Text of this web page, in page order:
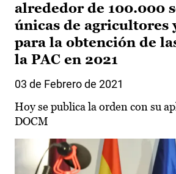
alrededor de 100.000
únicas de agricultores
para la obtención de
la PAC en 2021
03 de Febrero de 2021
Hoy se publica la orden con su
DOCM